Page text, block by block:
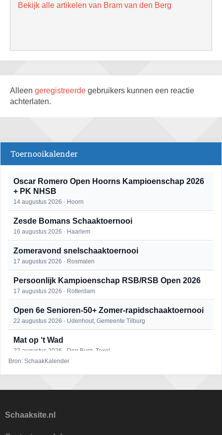
Bekijk alle artikelen van Bram van den Berg
Alleen geregistreerde gebruikers kunnen een reactie
achterlaten.
Toernooikalender
Oscar Romero Open Hoorns Kampioenschap 2026
+ PK NHSB
14 augustus 2026 · Hoorn
Zesde Bomans Schaaktoernooi
16 augustus 2026 · Haarlem
Zomeravond snelschaaktoernooi
17 augustus 2026 · Rosmalen
Persoonlijk Kampioenschap RSB/RSB Open 2026
17 augustus 2026 · Rotterdam
Open 6e Senioren-50+ Zomer-rapidschaaktoernooi
22 augustus 2026 · Udenhout, Gemeente Tilburg
Mat op ‘t Wad
22 augustus 2026 · Den Burg, Texel
Bron: SchaakKalender
Schaaksite.nl